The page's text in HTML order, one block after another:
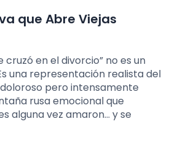
que Abre Viejas
cruzó en el divorcio” no es un
una representación realista del
pero intensamente
rusa emocional que
alguna vez amaron… y se